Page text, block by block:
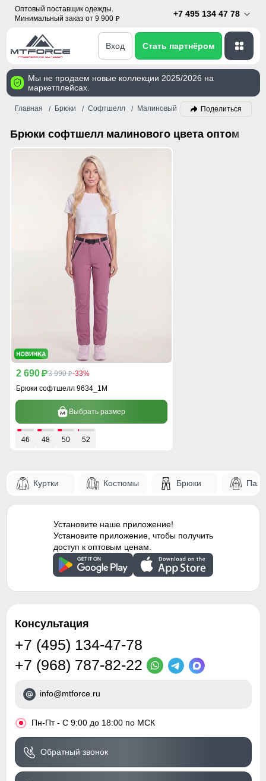
Оптовый поставщик одежды.
Минимальный заказ от 9 900 p
+7 495 134 47 78
Вход Стать партнёром
Мы не продаем новые коллекции 2025/2026 на
маркетплейсах.
Главная Брюки Софтшелл Малиновый Поделиться
Брюки софтшелл малинового цвета оптом
2 690 p3 990 p-33%
Брюки софтшелл 9634_1M
Выбрать размер
46 48 50 52
Куртки Костюмы Брюки
Установите наше приложение!
Установите приложение, чтобы получить
доступ к оптовым ценам.
Консультация
+7 (495) 134-47-78
+7 (968) 787-82-22
info@mtforce.ru
• Пн-Пт - С 9:00 до 18:00 по МСК
Обратный звонок